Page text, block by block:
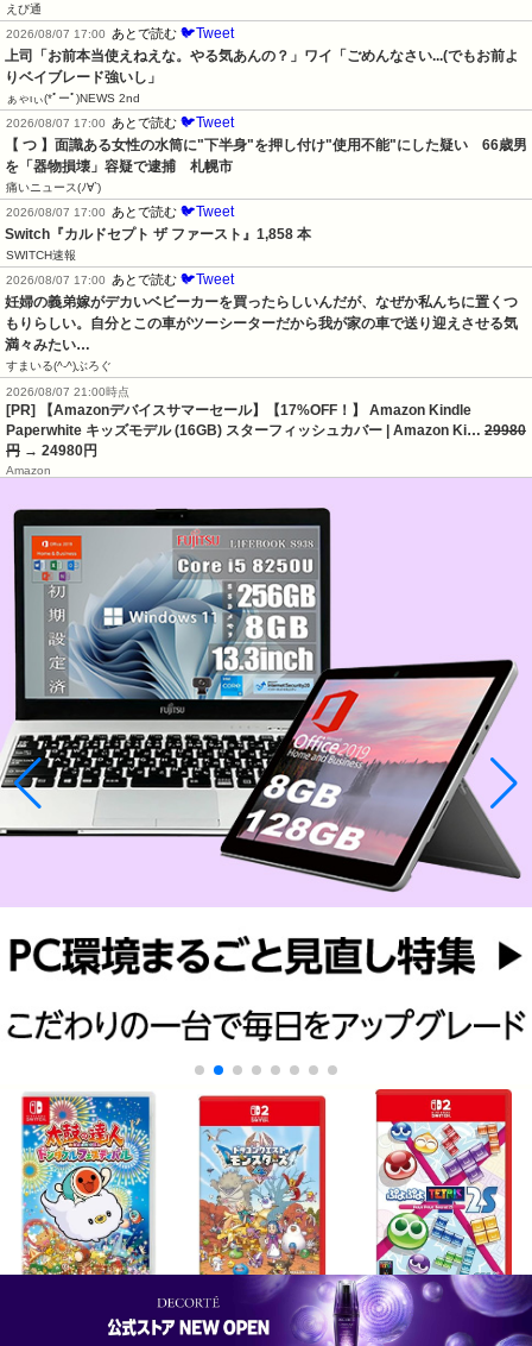
えび通
2026/08/07 17:00
あとで読む 🐦Tweet
上司「お前本当使えねえな。やる気あんの？」ワイ「ごめんなさい...(でもお前よ
りベイブレード強いし」
ぁゃιぃ(*ﾟーﾟ)NEWS 2nd
2026/08/07 17:00
あとで読む 🐦Tweet
【 つ 】面識ある女性の水筒に"下半身"を押し付け"使用不能"にした疑い　66歳男
を「器物損壊」容疑で逮捕　札幌市
痛いニュース(ﾉ∀`)
2026/08/07 17:00
あとで読む 🐦Tweet
Switch『カルドセプト ザ ファースト』1,858 本
SWITCH速報
2026/08/07 17:00
あとで読む 🐦Tweet
妊婦の義弟嫁がデカいベビーカーを買ったらしいんだが、なぜか私んちに置くつ
もりらしい。自分とこの車がツーシーターだから我が家の車で送り迎えさせる気
満々みたい…
すまいる(^-^)ぶろぐ
2026/08/07 21:00時点
[PR] 【Amazonデバイスサマーセール】【17%OFF！】 Amazon Kindle
Paperwhite キッズモデル (16GB) スターフィッシュカバー | Amazon Ki… 29980
円 → 24980円
Amazon
¥5,182 ¥7,309